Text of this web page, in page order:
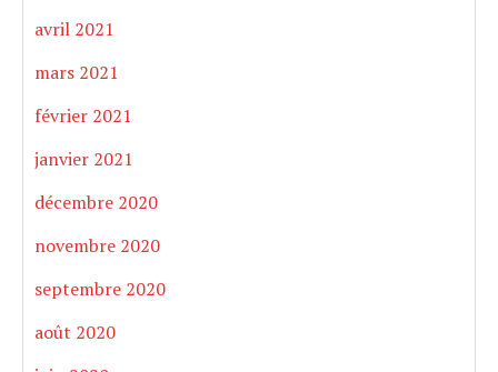
avril 2021
mars 2021
février 2021
janvier 2021
décembre 2020
novembre 2020
septembre 2020
août 2020